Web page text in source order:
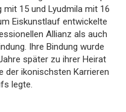
15 und Lyudmila mit 16
Eiskunstlauf entwickelte
Allianz als auch
Ihre Bindung wurde
später zu ihrer Heirat
der ikonischsten Karrieren
legte.